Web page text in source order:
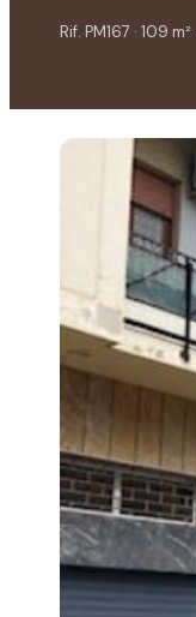
Rif. PM167 · 109 m²